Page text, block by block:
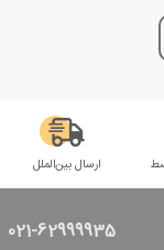
ارسال بین‌الملل
021-62999935